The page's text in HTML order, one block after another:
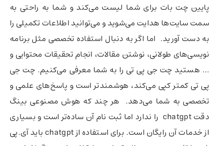
پایین چت بات برای شما لیست می‌کند و شما به راحتی به
سمت سایت‌ها هدایت می‌شوید و می‌توانید اطلاعات تکمیلی را
به دست آورید. اما اگر به دنبال استفاده تخصصی مثل برنامه
نویسی‌های طولانی، نوشتن مقالات، انجام تحقیقات محتوایی و
… هستید چت جی پی تی را به شما معرفی می‌کنیم. چت جی
پی تی کمتر کپی می‌کند، هوشمندتر است و پاسخ‌های علمی و
تخصصی به شما می‌دهد. هر چند که هوش مصنوعی بینگ
دقت chatgpt را ندارد اما ثبت نام آن ساده‌تر است و بسیاری
از خدمات آن رایگان است. برای استفاده از chatgpt باید آی.پی